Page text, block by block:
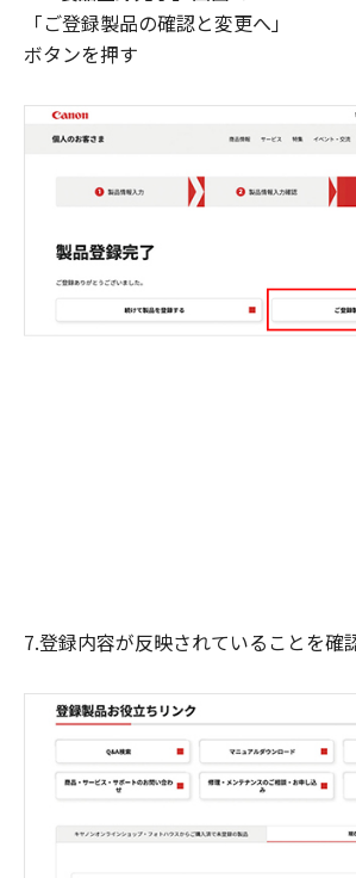
「ご登録製品の確認と変更へ」
ボタンを押す
7.登録内容が反映されていることを確